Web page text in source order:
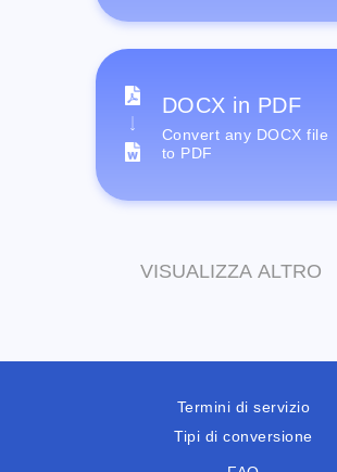
DOCX in PDF
Convert any DOCX file
to PDF
VISUALIZZA ALTRO
Termini di servizio
Tipi di conversione